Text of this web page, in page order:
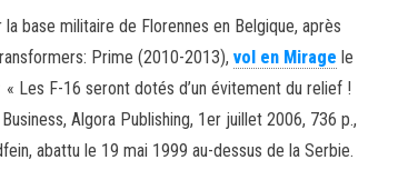
base militaire de Florennes en Belgique, après
Prime (2010-2013), vol en Mirage le
Les F-16 seront dotés d’un évitement du relief !
Algora Publishing, 1er juillet 2006, 736 p.,
abattu le 19 mai 1999 au-dessus de la Serbie.